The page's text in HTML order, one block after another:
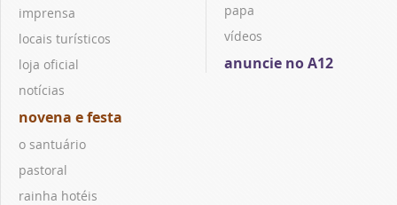
imprensa
locais turísticos
loja oficial
notícias
novena e festa
o santuário
pastoral
rainha hotéis
papa
vídeos
anuncie no A12